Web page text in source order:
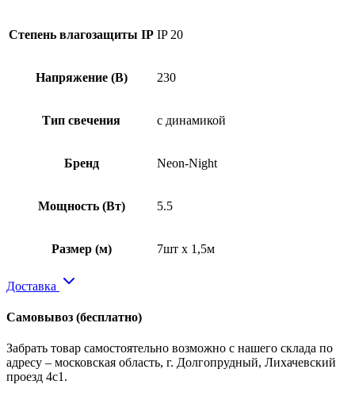
Степень влагозащиты IP IP 20
Напряжение (В) 230
Тип свечения с динамикой
Бренд Neon-Night
Мощность (Вт) 5.5
Размер (м) 7шт x 1,5м
Доставка
Самовывоз (бесплатно)
Забрать товар самостоятельно возможно с нашего склада по
адресу – московская область, г. Долгопрудный, Лихачевский
проезд 4с1.